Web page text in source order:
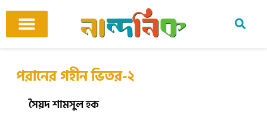
content
পরানের গহীন ভিতর-২
সৈয়দ শামসুল হক